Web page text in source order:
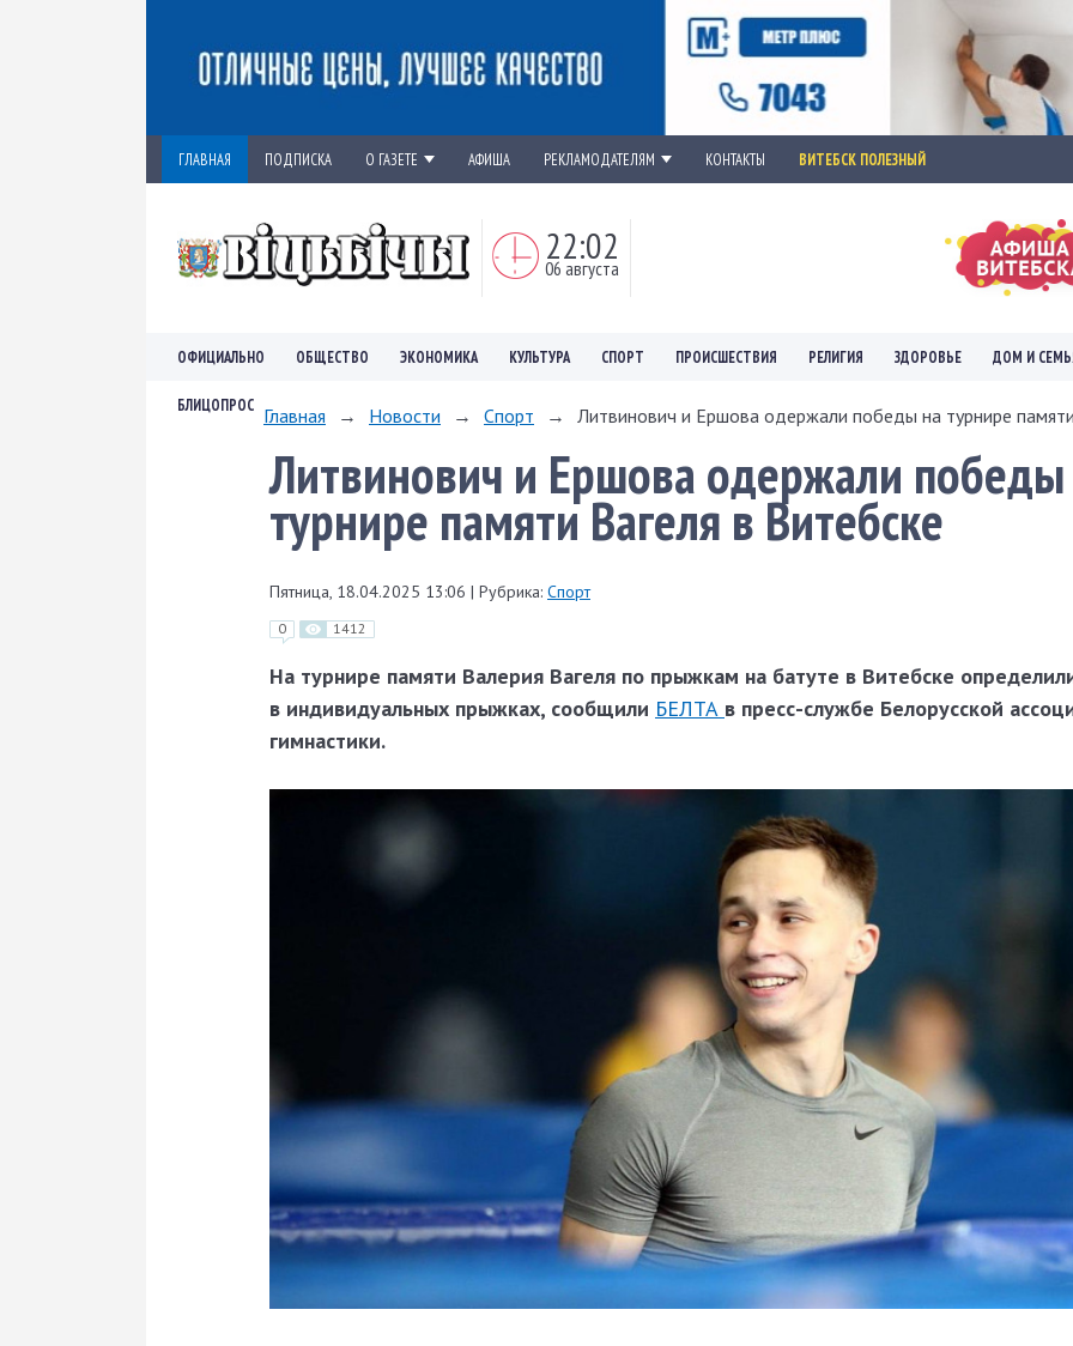
ГЛАВНАЯ ПОДПИСКА О ГАЗЕТЕ АФИША РЕКЛАМОДАТЕЛЯМ КОНТАКТЫ ВИТЕБСК ПОЛЕЗНЫЙ
22:02
06 августа
ОФИЦИАЛЬНО ОБЩЕСТВО ЭКОНОМИКА КУЛЬТУРА СПОРТ ПРОИСШЕСТВИЯ РЕЛИГИЯ ЗДОРОВЬЕ ДОМ И
БЛИЦОПРОС Главная → Новости → Спорт → Литвинович и Ершова одержали победы на турнире
Литвинович и Ершова одержали
турнире памяти Вагеля в Витебске
Пятница, 18.04.2025 13:06 | Рубрика: Спорт
0 1412
На турнире памяти Валерия Вагеля по прыжкам на батуте в Витебске
в индивидуальных прыжках, сообщили БЕЛТА в пресс-службе Белорусской
гимнастики.